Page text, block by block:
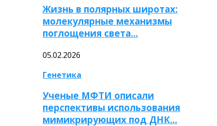
Жизнь в полярных широтах:
молекулярные механизмы
поглощения света…
05.02.2026
Генетика
Ученые МФТИ описали
перспективы использования
мимикрирующих под ДНК…